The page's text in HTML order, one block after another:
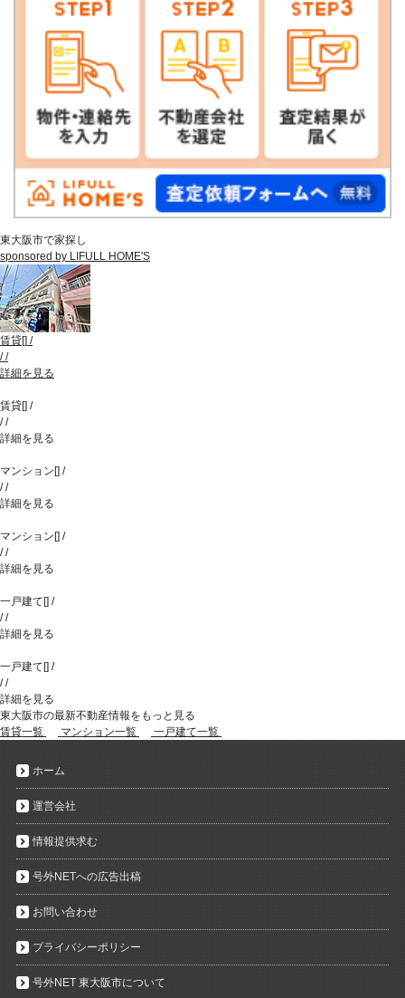
東大阪市で家探し
sponsored by LIFULL HOME'S
賃貸[] /
//
詳細を見る
賃貸[] /
//
詳細を見る
マンション [] /
//
詳細を見る
マンション [] /
//
詳細を見る
一戸建て [] /
//
詳細を見る
一戸建て [] /
//
詳細を見る
東大阪市の最新不動産情報をもっと見る
賃貸一覧
マンション一覧 一戸建て一覧
ホーム
運営会社
情報提供求む
号外NETへの広告出稿
お問い合わせ
プライバシーポリシー
号外NET 東大阪市について